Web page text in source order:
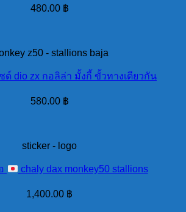
480.00 ฿
z50 - stallions baja
ด์ dio zx กอลิล่า มั้งกี้ ขั้วทางเดียวกัน
580.00 ฿
sticker - logo
chaly dax monkey50 stallions
1,400.00 ฿